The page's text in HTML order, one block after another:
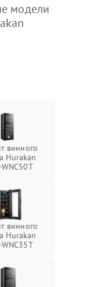
модели
винного
Hurakan
винного
Hurakan